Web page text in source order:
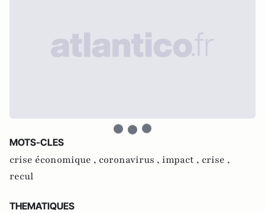
MOTS-CLES
crise économique , coronavirus , impact , crise ,
recul
THEMATIQUES